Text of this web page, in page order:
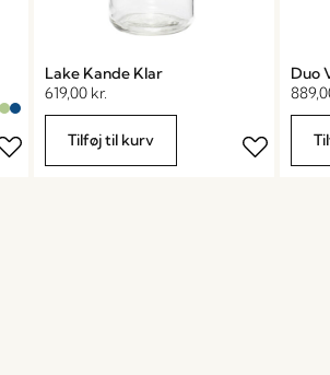
Lake Kande Klar
619,00 kr.
Tilføj til kurv
Duo